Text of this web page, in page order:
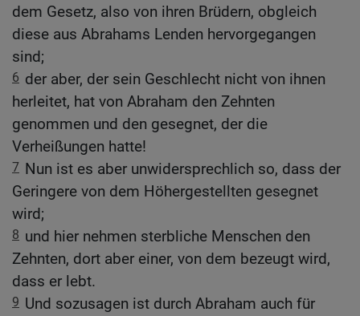
dem Gesetz, also von ihren Brüdern, obgleich
diese aus Abrahams Lenden hervorgegangen
sind;
6 der aber, der sein Geschlecht nicht von ihnen
herleitet, hat von Abraham den Zehnten
genommen und den gesegnet, der die
Verheißungen hatte!
7 Nun ist es aber unwidersprechlich so, dass der
Geringere von dem Höhergestellten gesegnet
wird;
8 und hier nehmen sterbliche Menschen den
Zehnten, dort aber einer, von dem bezeugt wird,
dass er lebt.
9 Und sozusagen ist durch Abraham auch für